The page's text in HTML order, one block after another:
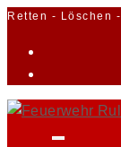
Zum
Retten - Löschen